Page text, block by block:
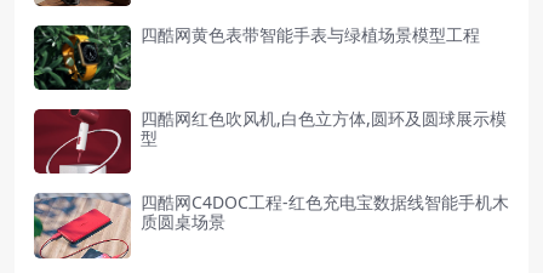
四酷网黄色表带智能手表与绿植场景模型工程
四酷网红色吹风机,白色立方体,圆环及圆球展示模
型
四酷网C4DOC工程-红色充电宝数据线智能手机木
质圆桌场景